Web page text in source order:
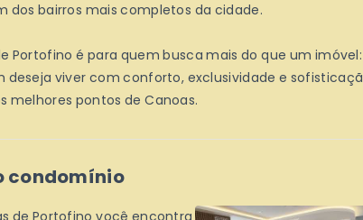
dos bairros mais completos da cidade.
Portofino é para quem busca mais do que um
deseja viver com conforto, exclusividade e
melhores pontos de Canoas.
condomínio
de Portofino você encontra